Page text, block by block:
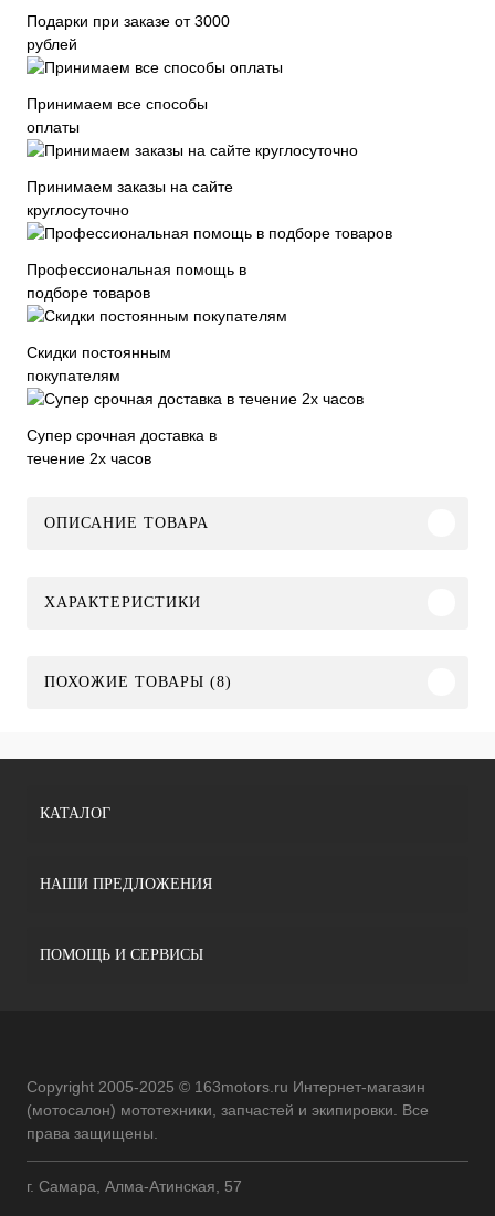
Подарки при заказе от 3000
рублей
Принимаем все способы
оплаты
Принимаем заказы на сайте
круглосуточно
Профессиональная помощь в
подборе товаров
Скидки постоянным
покупателям
Супер срочная доставка в
течение 2х часов
ОПИСАНИЕ ТОВАРА
ХАРАКТЕРИСТИКИ
ПОХОЖИЕ ТОВАРЫ (8)
КАТАЛОГ
НАШИ ПРЕДЛОЖЕНИЯ
ПОМОЩЬ И СЕРВИСЫ
Copyright 2005-2025 © 163motors.ru Интернет-магазин
(мотосалон) мототехники, запчастей и экипировки. Все
права защищены.
г. Самара, Алма-Атинская, 57